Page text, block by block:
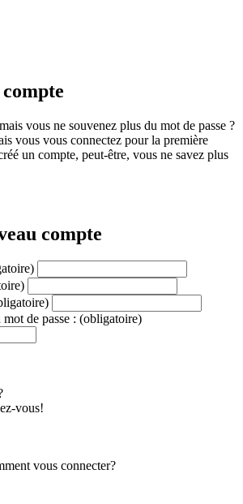
vous ne souvenez plus du mot de passe ?
vous vous connectez pour la première
un compte, peut-être, vous ne savez plus
compte
de passe : (obligatoire)
vous!
vous connecter?